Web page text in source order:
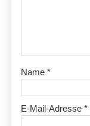
Name*
E-Mail-Adresse*